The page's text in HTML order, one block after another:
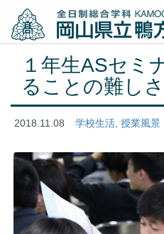
１年生ASセミ
ることの難しさ
2018.11.08 学校生活 授業風景